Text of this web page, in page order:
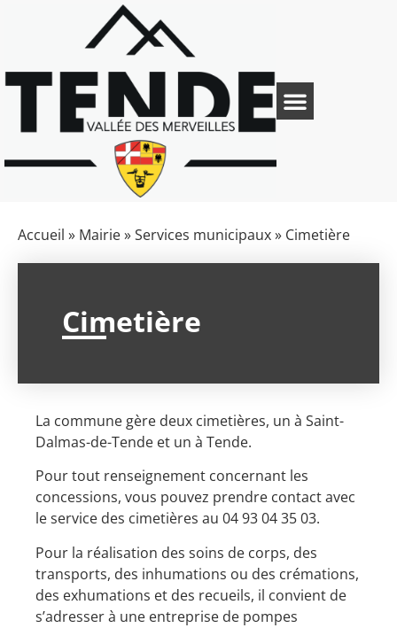
Accueil » Mairie»Services municipaux» Cimetière
Cimetière
La commune gère deux cimetières, un à Saint-
Dalmas-de-Tende et un à Tende.
Pour tout renseignement concernant les
concessions, vous pouvez prendre contact avec
le service des cimetières au 04 93 04 35 03.
Pour la réalisation des soins de corps, des
transports, des inhumations ou des crémations,
des exhumations et des recueils, il convient de
s’adresser à une entreprise de pompes